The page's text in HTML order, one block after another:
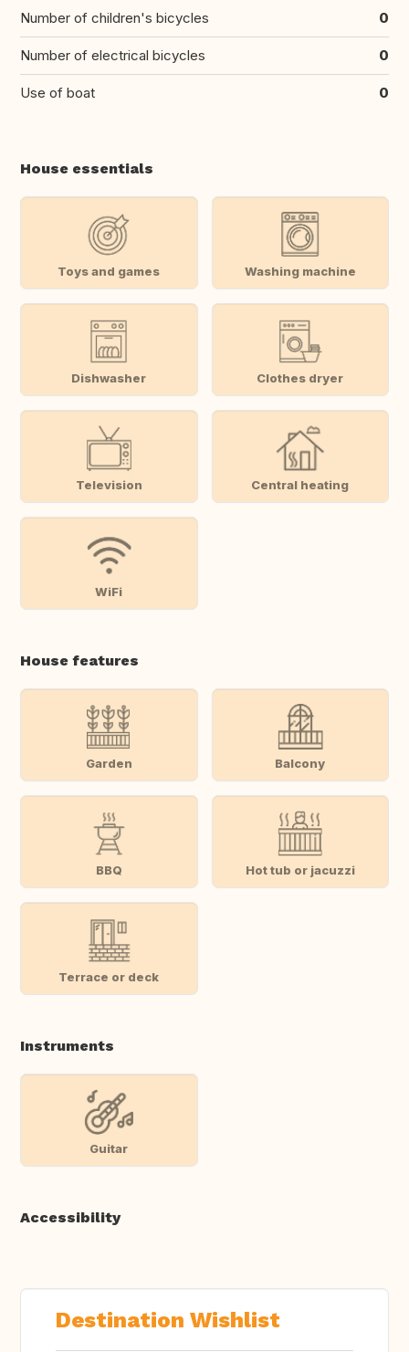
Number of children's bicycles 0
Number of electrical bicycles 0
Use of boat 0
House essentials
Toys and games Washing machine
Dishwasher Clothes dryer
Television Central heating
WiFi
House features
Garden Balcony
BBQ Hot tub or jacuzzi
Terrace or deck
Instruments
Guitar
Accessibility
Destination Wishlist